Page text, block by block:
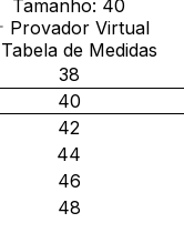
Tamanho: 40
Provador Virtual
Tabela de Medidas
38
40
42
44
46
48